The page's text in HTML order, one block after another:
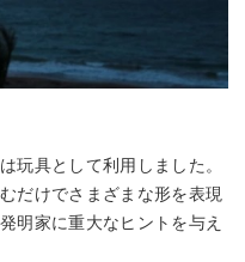
玩具として利用しました。
だけでさまざまな形を表現
明家に重大なヒントを与え